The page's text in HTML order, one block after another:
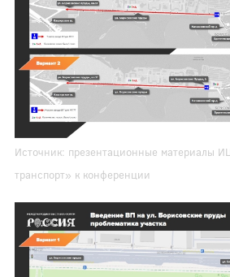
Источник: презентационные материалы
транспорт» к конференции